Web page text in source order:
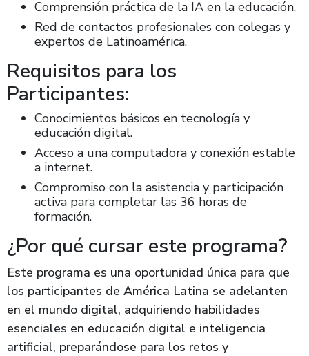
Comprensión práctica de la IA en la educación.
Red de contactos profesionales con colegas y
expertos de Latinoamérica.
Requisitos para los
Participantes:
Conocimientos básicos en tecnología y
educación digital.
Acceso a una computadora y conexión estable
a internet.
Compromiso con la asistencia y participación
activa para completar las 36 horas de
formación.
¿Por qué cursar este programa?
Este programa es una oportunidad única para que
los participantes de América Latina se adelanten
en el mundo digital, adquiriendo habilidades
esenciales en educación digital e inteligencia
artificial, preparándose para los retos y